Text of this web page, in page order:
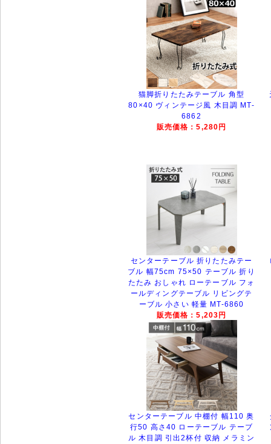
猫脚折りたたみテーブル 角型
80×40 ヴィンテージ風 木目調 MT-
6862
販売価格：5,280円
センターテーブル 折りたたみテー
ブル 幅75cm 75×50 テーブル 折り
たたみ おしゃれ ローテーブル フォ
ールディングテーブル リビングテ
ーブル 小さい 軽量 MT-6860
販売価格：5,203円
センターテーブル 中棚付 幅110 奥
行50 高さ40 ローテーブル テーブ
ル 木目調 引出2杯付 収納 メラミン